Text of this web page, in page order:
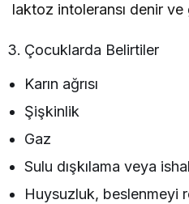
laktoz intoleransı denir
Çocuklarda Belirtiler
Karın ağrısı
Şişkinlik
Gaz
Sulu dışkılama veya ishal
Huysuzluk, beslenmeyi